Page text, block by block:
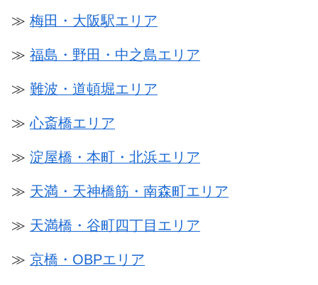
≫ 梅田・大阪駅エリア
≫ 福島・野田・中之島エリア
≫ 難波・道頓堀エリア
≫心斎橋エリア
≫ 淀屋橋・本町・北浜エリア
≫ 天満・天神橋筋・南森町エリア
≫ 天満橋・谷町四丁目エリア
≫ 京橋・OBPエリア